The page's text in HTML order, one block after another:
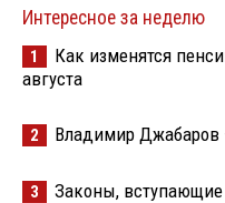
Интересное за неделю
1
Как изменятся
августа
2 Владимир Джабаров
3 Законы, вступающие